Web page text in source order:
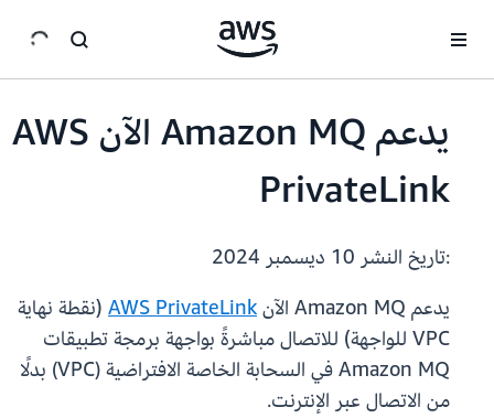
يدعم Amazon MQ الآن AWS
PrivateLink
:تاريخ النشر
يدعم Amazon MQ الآن
AWS PrivateLink (نقطة نهاية
VPC للواجهة) للاتصال مباشرةً بواجهة برمجة تطبيقات
Amazon MQ في السحابة الخاصة الافتراضية (VPC) بدلًا
من الاتصال عبر الإنترنت.